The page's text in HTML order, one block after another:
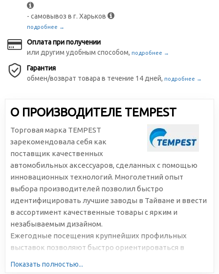
- самовывоз в г. Харьков
подробнее →
Оплата при получении
или другим удобным способом, подробнее →
Гарантия
обмен/возврат товара в течение 14 дней, подробнее →
О ПРОИЗВОДИТЕЛЕ TEMPEST
Торговая марка TEMPEST
зарекомендовала себя как
поставщик качественных
автомобильных аксессуаров, сделанных с помощью
инновационных технологий. Многолетний опыт
выбора производителей позволил быстро
идентифицировать лучшие заводы в Тайване и ввести
в ассортимент качественные товары с ярким и
незабываемым дизайном.
Ежегодные посещения крупнейших профильных
выставок позволяют быстро ориентироваться в
Показать полностью...